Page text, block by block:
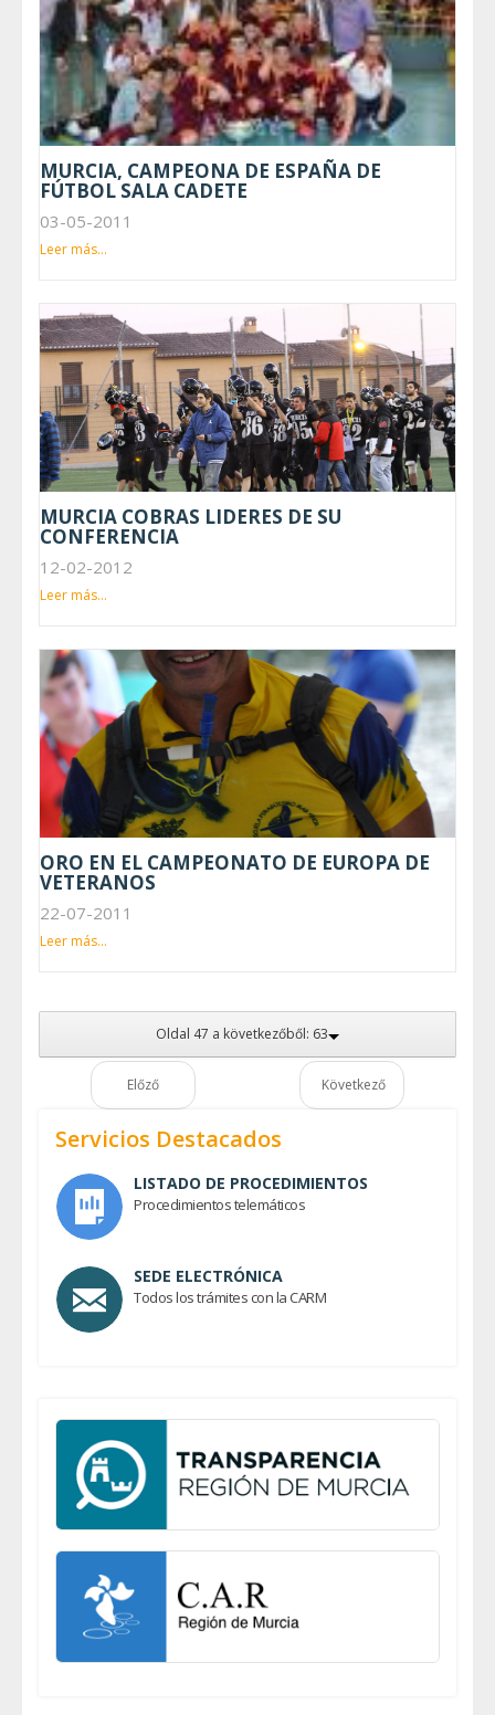
MURCIA, CAMPEONA DE ESPAÑA DE
FÚTBOL SALA CADETE
03-05-2011
Leer más...
MURCIA COBRAS LIDERES DE SU
CONFERENCIA
12-02-2012
Leer más...
ORO EN EL CAMPEONATO DE EUROPA DE
VETERANOS
22-07-2011
Leer más...
Oldal 47 a következőből: 63
Előző Következő
Servicios Destacados
LISTADO DE PROCEDIMIENTOS
Procedimientos telemáticos
SEDE ELECTRÓNICA
Todos los trámites con la CARM